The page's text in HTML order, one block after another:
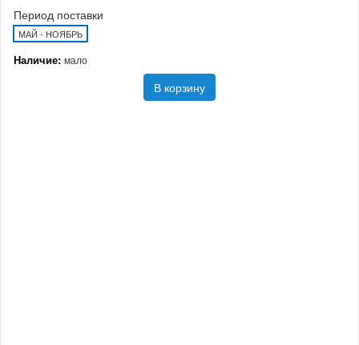
Период поставки
МАЙ - НОЯБРЬ
Наличие: мало
В корзину